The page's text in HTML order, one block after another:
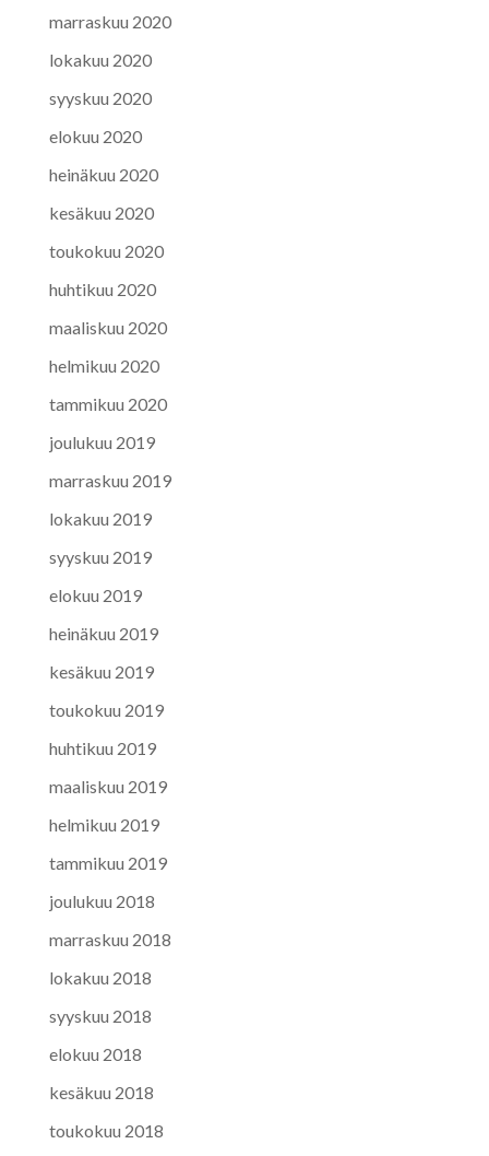
marraskuu 2020
lokakuu 2020
syyskuu 2020
elokuu 2020
heinäkuu 2020
kesäkuu 2020
toukokuu 2020
huhtikuu 2020
maaliskuu 2020
helmikuu 2020
tammikuu 2020
joulukuu 2019
marraskuu 2019
lokakuu 2019
syyskuu 2019
elokuu 2019
heinäkuu 2019
kesäkuu 2019
toukokuu 2019
huhtikuu 2019
maaliskuu 2019
helmikuu 2019
tammikuu 2019
joulukuu 2018
marraskuu 2018
lokakuu 2018
syyskuu 2018
elokuu 2018
kesäkuu 2018
toukokuu 2018